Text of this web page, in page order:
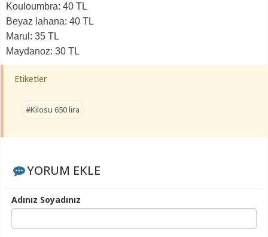
Kouloumbra: 40 TL
Beyaz lahana: 40 TL
Marul: 35 TL
Maydanoz: 30 TL
Etiketler
#Kilosu 650 lira
YORUM EKLE
Adınız Soyadınız